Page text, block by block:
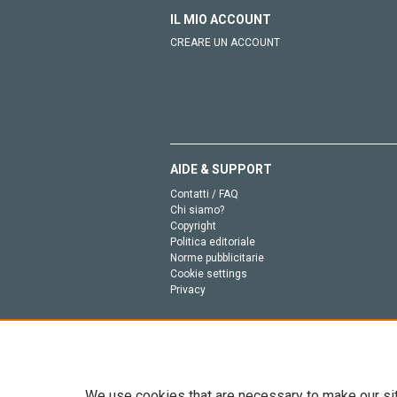
IL MIO ACCOUNT
CREARE UN ACCOUNT
AIDE & SUPPORT
Contatti / FAQ
Chi siamo?
Copyright
Politica editoriale
Norme pubblicitarie
Cookie settings
Privacy